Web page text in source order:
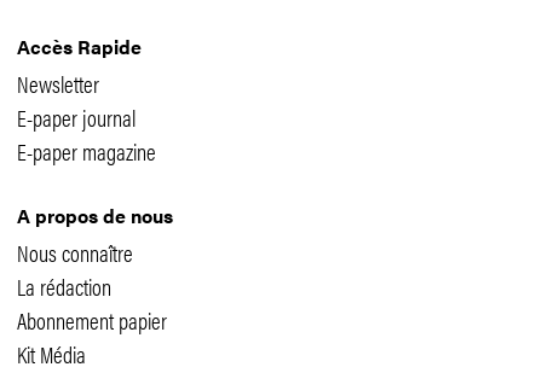
Accès Rapide
Newsletter
E-paper journal
E-paper magazine
A propos de nous
Nous connaître
La rédaction
Abonnement papier
Kit Média